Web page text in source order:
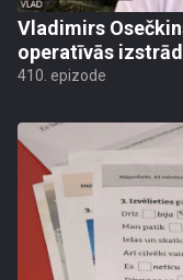
Vladimirs
operatīvās
410. epizode